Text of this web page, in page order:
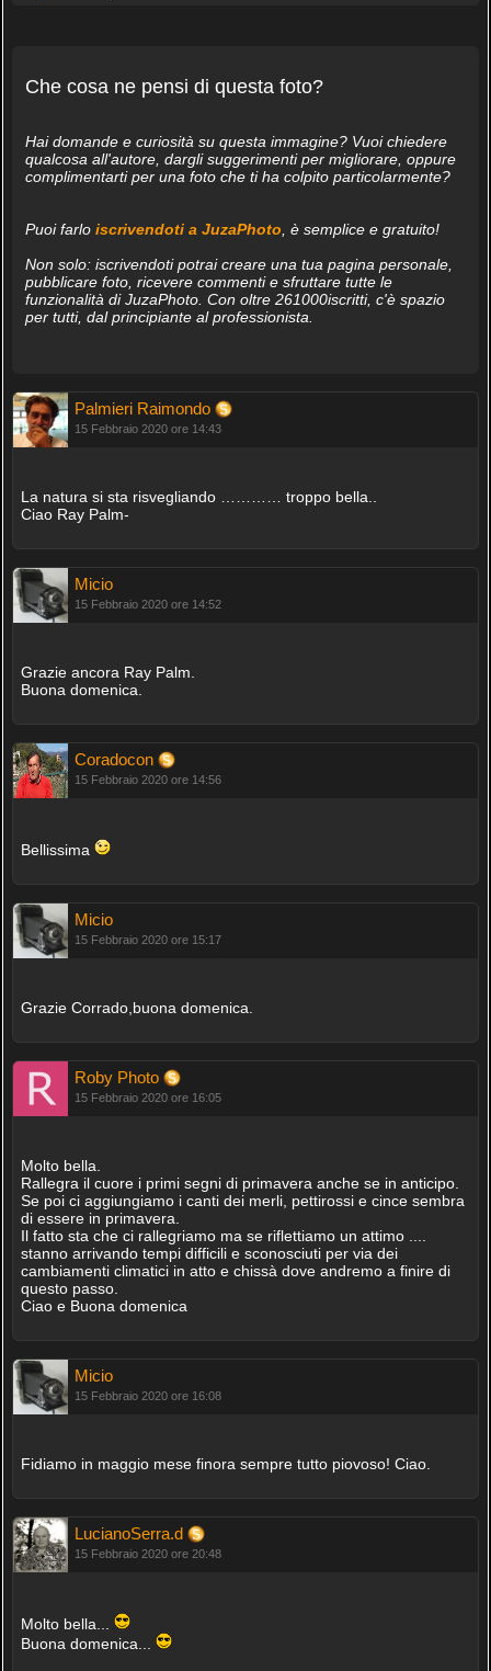
Che cosa ne pensi di questa foto?
Hai domande e curiosità su questa immagine? Vuoi chiedere
qualcosa all'autore, dargli suggerimenti per migliorare, oppure
complimentarti per una foto che ti ha colpito particolarmente?
Puoi farlo iscrivendoti a JuzaPhoto , è semplice e gratuito!
Non solo: iscrivendoti potrai creare una tua pagina personale,
pubblicare foto, ricevere commenti e sfruttare tutte le
funzionalità di JuzaPhoto. Con oltre 261000iscritti, c'è spazio
per tutti, dal principiante al professionista.
Palmieri Raimondo
15 Febbraio 2020 ore 14:43
La natura si sta risvegliando ………… troppo bella..
Ciao Ray Palm-
Micio
15 Febbraio 2020 ore 14:52
Grazie ancora Ray Palm.
Buona domenica.
Coradocon
15 Febbraio 2020 ore 14:56
Bellissima
Micio
15 Febbraio 2020 ore 15:17
Grazie Corrado,buona domenica.
Roby Photo
15 Febbraio 2020 ore 16:05
Molto bella.
Rallegra il cuore i primi segni di primavera anche se in anticipo.
Se poi ci aggiungiamo i canti dei merli, pettirossi e cince sembra
di essere in primavera.
Il fatto sta che ci rallegriamo ma se riflettiamo un attimo ....
stanno arrivando tempi difficili e sconosciuti per via dei
cambiamenti climatici in atto e chissà dove andremo a finire di
questo passo.
Ciao e Buona domenica
Micio
15 Febbraio 2020 ore 16:08
Fidiamo in maggio mese finora sempre tutto piovoso! Ciao.
LucianoSerra.d
15 Febbraio 2020 ore 20:48
Molto bella...
Buona domenica...